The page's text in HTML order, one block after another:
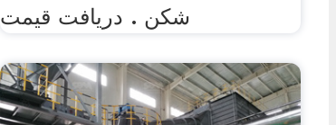
شکن . دریافت قیمت